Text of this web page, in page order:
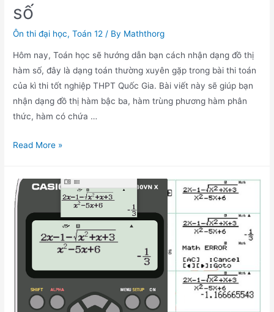
số
Ôn thi đại học,Toán 12 / By Maththorg
Hôm nay, Toán học sẽ hướng dẫn bạn cách nhận dạng đồ thị
hàm số, đây là dạng toán thường xuyên gặp trong bài thi toán
của kì thi tốt nghiệp THPT Quốc Gia. Bài viết này sẽ giúp bạn
nhận dạng đồ thị hàm bậc ba, hàm trùng phương hàm phân
thức, hàm có chứa …
Cách
đồ
thị
hàm
Read More »